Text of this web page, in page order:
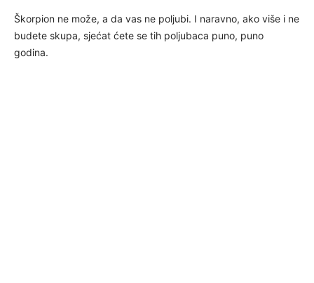
Škorpion ne može, a da vas ne poljubi. I naravno, ako više i ne
budete skupa, sjećat ćete se tih poljubaca puno, puno
godina.